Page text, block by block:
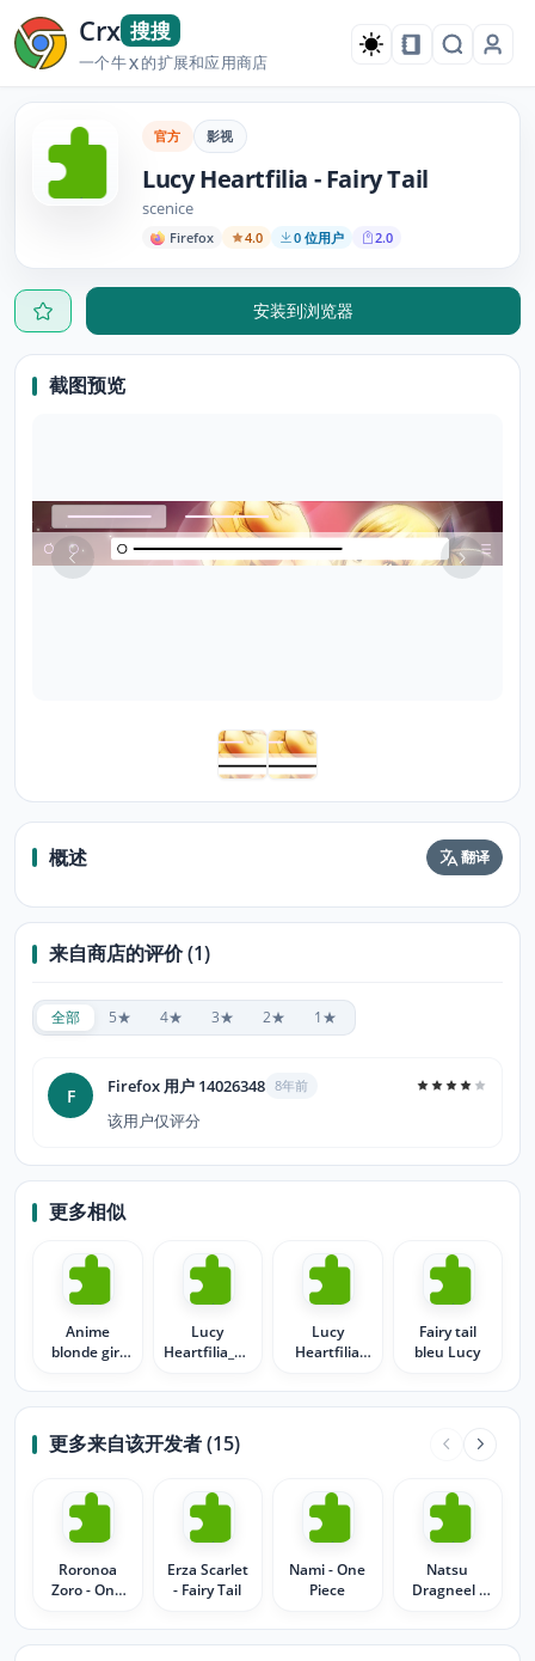
Crx 搜搜
一个牛X的扩展和应用商店
官方 影视
Lucy Heartfilia - Fairy Tail
scenice
Firefox 4.0 0 位用户 2.0
安装到浏览器
截图预览
概述 翻译
来自商店的评价 (1)
全部 5★ 4★ 3★ 2★ 1★
F Firefox 用户 14026348 8年前
该用户仅评分
更多相似
Anime
blonde girl
Heartfilia of
Fairy Tail
Lucy
Heartfilia_Fairy
Lucy
Heartfilia
Fairy tail
bleu Lucy
更多来自该开发者 (15)
Roronoa
Zoro - One
Erza Scarlet
- Fairy Tail
Nami - One
Piece
Natsu
Dragneel -